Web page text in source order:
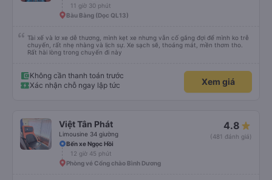
11 giờ 30 phút
Bàu Bàng (Dọc QL13)
Tài xế và lơ xe dễ thương, mình kẹt xe nhưng vẫn cố gắng đợi để mình ko trễ
chuyến, rất nhẹ nhàng và lịch sự. Xe sạch sẽ, thoáng mát, mền thơm tho.
Rất hài lòng trong chuyến đi này
Không cần thanh toán trước
Xác nhận chỗ ngay lập tức
Xem giá
Việt Tân Phát
Limousine 34 giường
4.8
(481 đánh giá)
Bến xe Ngọc Hồi
12 giờ 45 phút
Phòng vé Cổng chào Bình Dương